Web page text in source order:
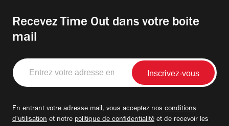
Recevez Time Out dans votre boite
mail
Entrez
votre
adresse
En entrant votre adresse mail, vous acceptez nos conditions
d'utilisation et notre politique de confidentialité et de recevoir les